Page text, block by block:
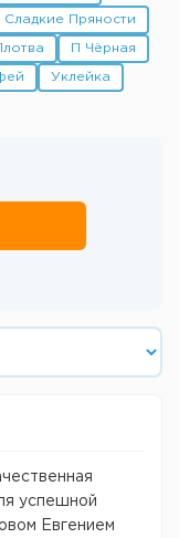
Сладкие Пряности
П Чёрная
Уклейка
успешной
Евгением